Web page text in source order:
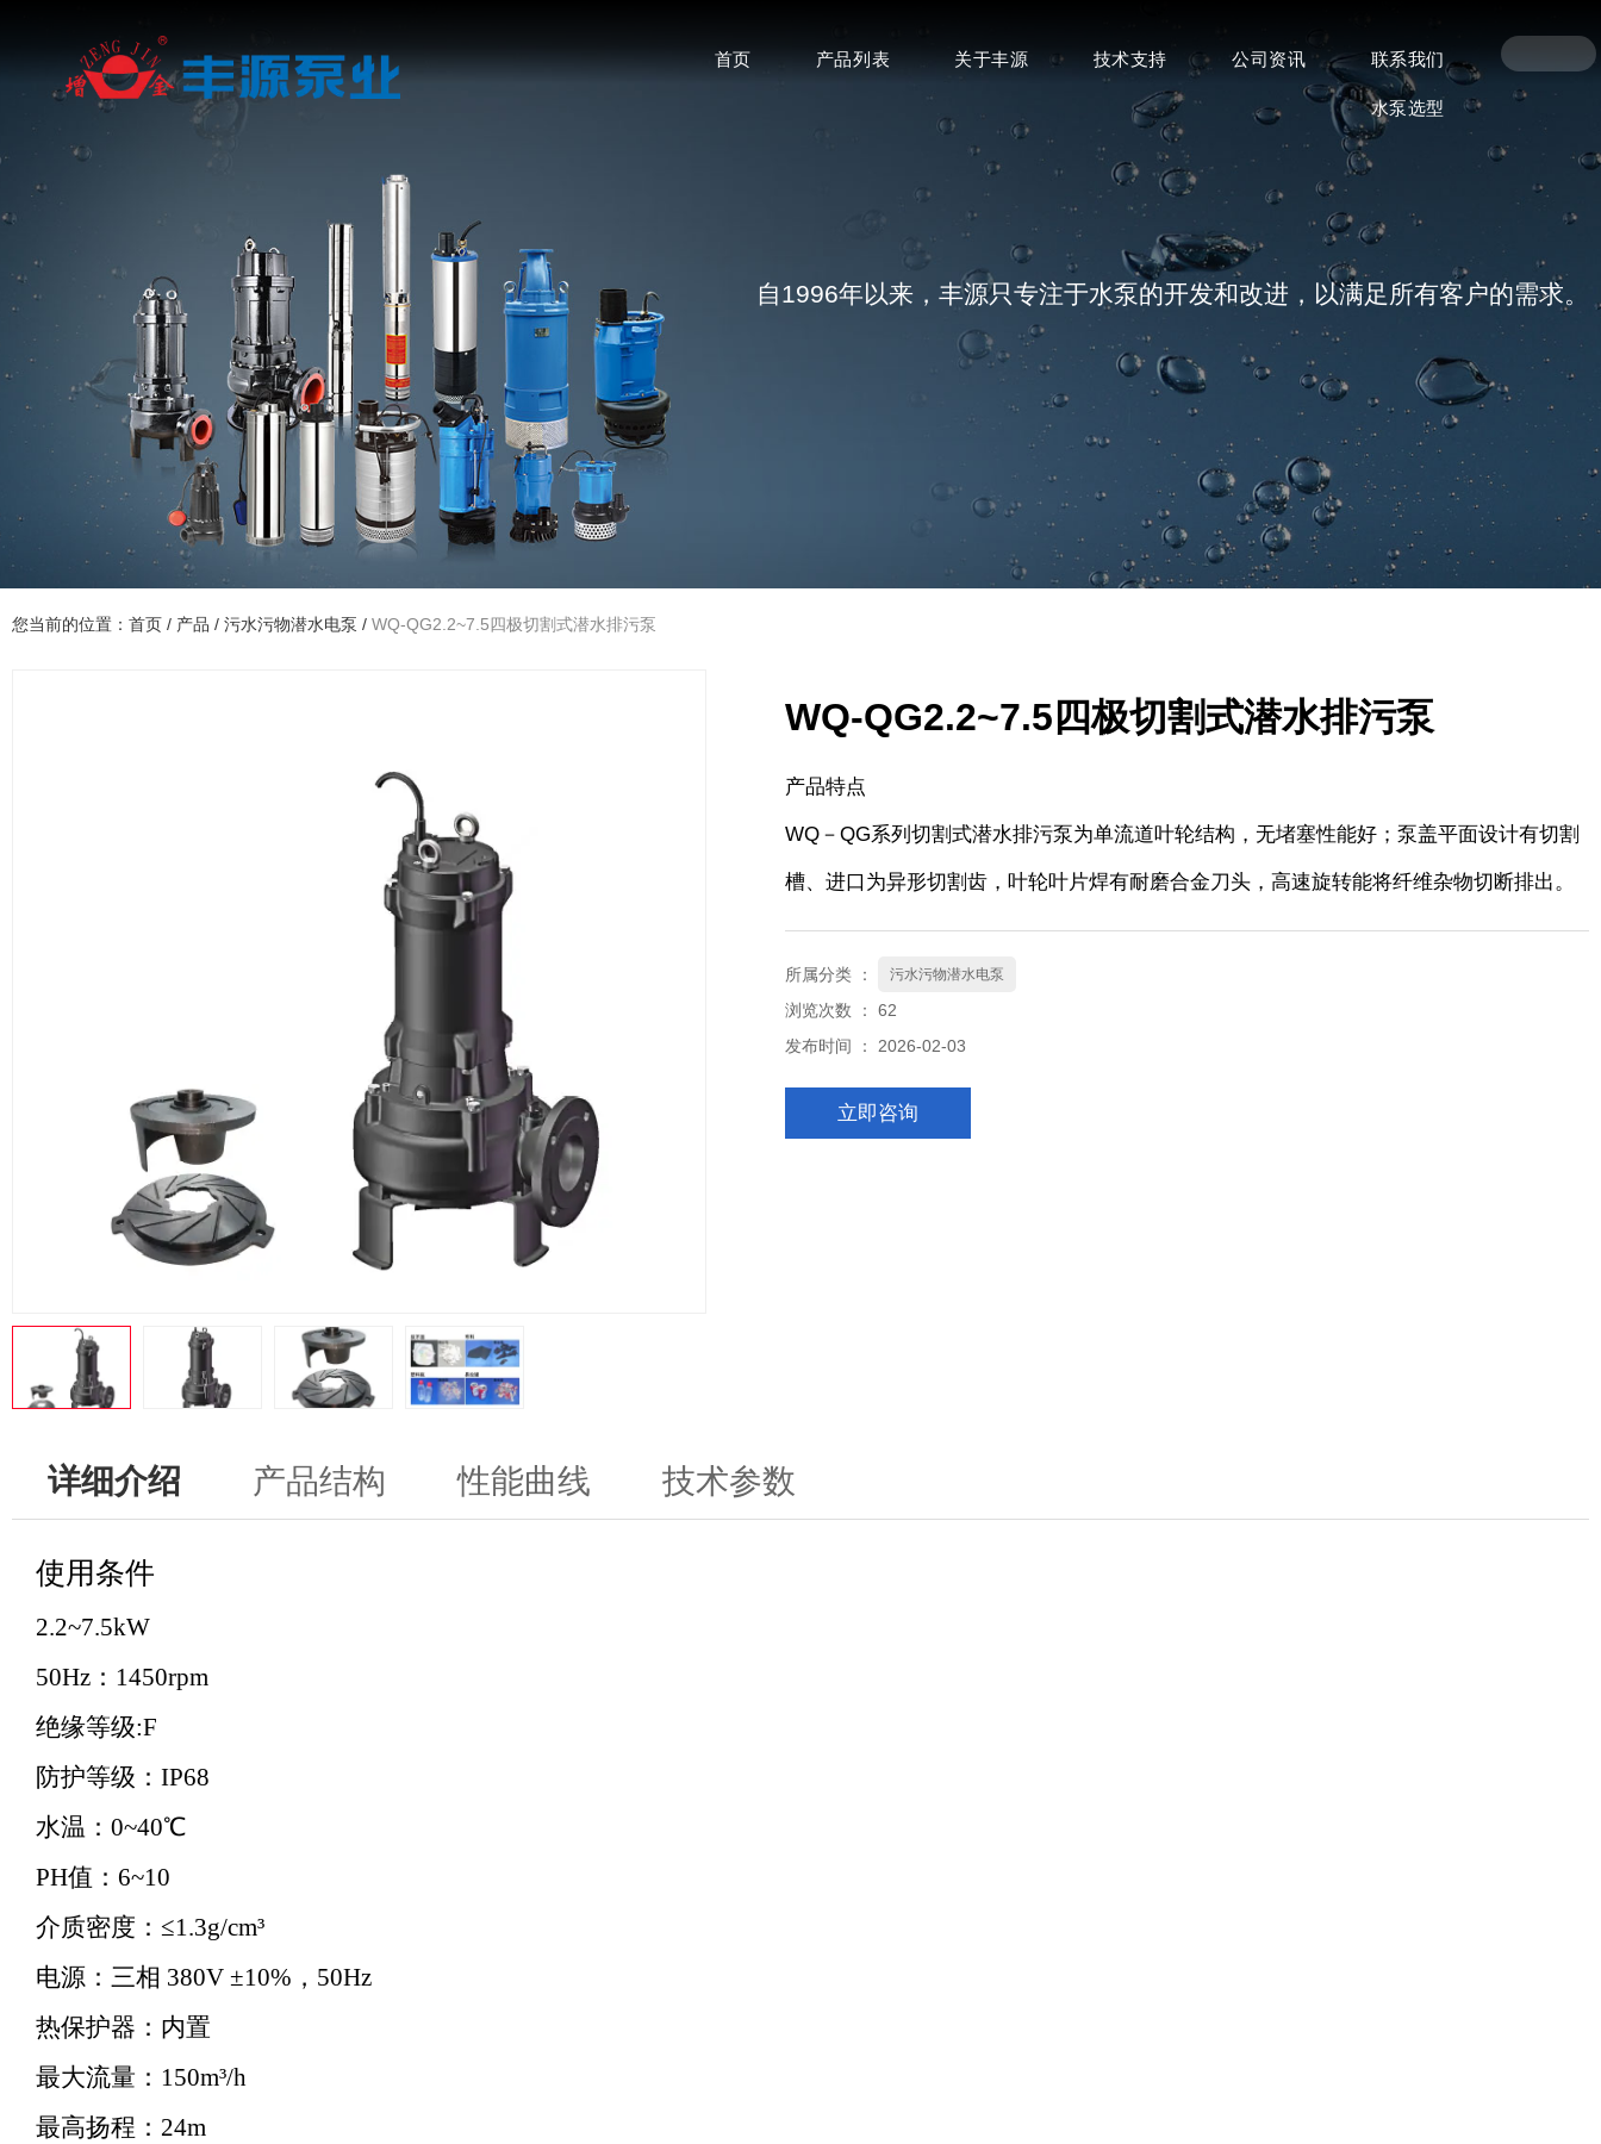
首页 产品列表 关于丰源 技术支持 公司资讯 联系我们
水泵选型
自1996年以来，丰源只专注于水泵的开发和改进，以满足所有客户的需求。
您当前的位置：首页 / 产品 / 污水污物潜水电泵 / WQ-QG2.2~7.5四极切割式潜水排污泵
WQ-QG2.2~7.5四极切割式潜水排污泵
产品特点
WQ－QG系列切割式潜水排污泵为单流道叶轮结构，无堵塞性能好；泵盖平面设计有切割
槽、进口为异形切割齿，叶轮叶片焊有耐磨合金刀头，高速旋转能将纤维杂物切断排出。
所属分类 ： 污水污物潜水电泵
浏览次数 ： 62
发布时间 ： 2026-02-03
立即咨询
详细介绍 产品结构 性能曲线 技术参数
使用条件
2.2~7.5kW
50Hz：1450rpm
绝缘等级:F
防护等级：IP68
水温：0~40℃
PH值：6~10
介质密度：≤1.3g/cm³
电源：三相 380V ±10%，50Hz
热保护器：内置
最大流量：150m³/h
最高扬程：24m